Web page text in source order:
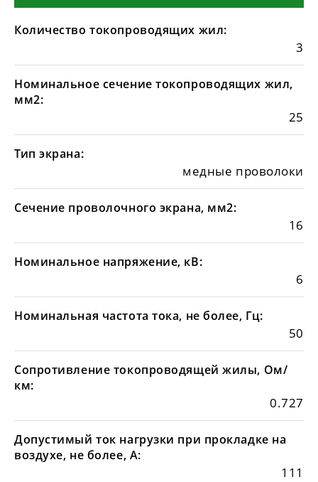
Количество токопроводящих жил:
3
Номинальное сечение токопроводящих жил,
мм2:
25
Тип экрана:
медные проволоки
Сечение проволочного экрана, мм2:
16
Номинальное напряжение, кВ:
6
Номинальная частота тока, не более, Гц:
50
Сопротивление токопроводящей жилы, Ом/
км:
0.727
Допустимый ток нагрузки при прокладке на
воздухе, не более, А:
111